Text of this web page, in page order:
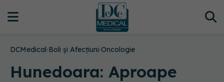
DCMedical›Boli și Afecțiuni›Oncologie
Hunedoara: Aproape